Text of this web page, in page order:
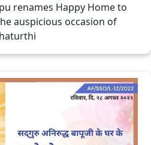
renames Happy Home to
auspicious occasion of